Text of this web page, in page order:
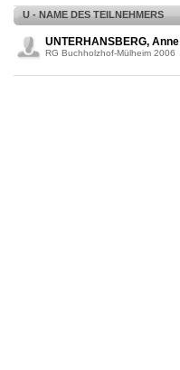
U - NAME DES TEILNEHMERS
UNTERHANSBERG, Anne
RG Buchholzhof-Mülheim 2006